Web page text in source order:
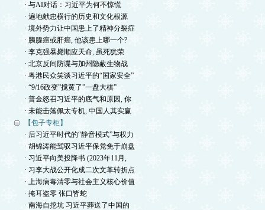
· 与AI对话：习近平为何不惊慌
· 遍地献忠横行的历史和文化根源
· 境外势力让中国患上了精神分裂症
· 胰腺癌或肝癌, 他该患上哪一个?
· 李克强暴毙顺应天命, 虽死犹荣
· 北京反间防谍与加州隐蔽生物战
· 粤港民众笑谈习近平的“国家安全”
· “9/16政变”搅黄了”一盘大棋”
· 普金怒召习近平的底气和原因, 你
· 未能击落佩太专机, 中国人其实赢
【包子专柜】
· 后习近平时代的“静音模式”与权力
· 胡锦涛能驾驭习近平保党免于崩盘
· 习近平向美投降书 (2023年11月,
· 习李大战公开化成二次文革转折点
· 上海病毒清零与社会主义核心价值
· 掩耳盗零 张口皆蛇
· 南海自挖坑 习近平葬送了中国的